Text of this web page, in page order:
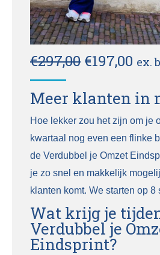
€297,00
was:
€297,00.
€197,00
is:
ex.
Meer klanten in
Hoe lekker zou het zijn om je
kwartaal nog even een flinke
de Verdubbel je Omzet
je zo snel en makkelijk
klanten komt. We starten op 8
Wat krijg je
Verdubbel je
Eindsprint?